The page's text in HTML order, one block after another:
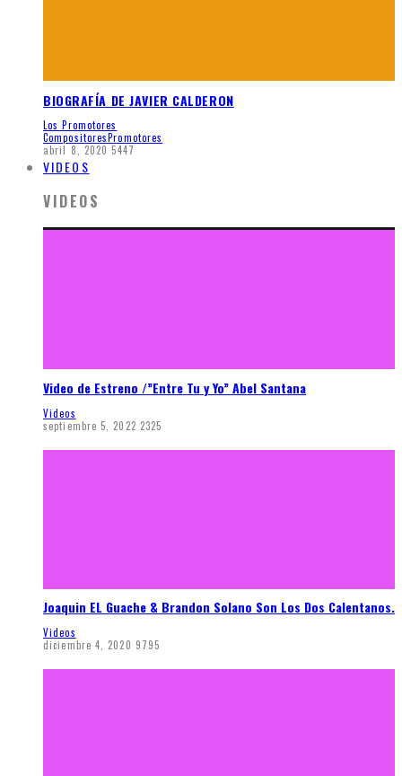
BIOGRAFÍA DE JAVIER CALDERON
Los Promotores
CompositoresPromotores
abril 8, 2020 5447
VIDEOS
VIDEOS
Video de Estreno /”Entre Tu y Yo” Abel Santana
Videos
septiembre 5, 2022 2325
Joaquin EL Guache & Brandon Solano Son Los Dos Calentanos.
Videos
diciembre 4, 2020 9795